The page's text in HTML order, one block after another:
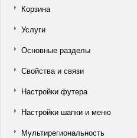
Корзина
Услуги
Основные разделы
Свойства и связи
Настройки футера
Настройки шапки и меню
Мультирегиональность